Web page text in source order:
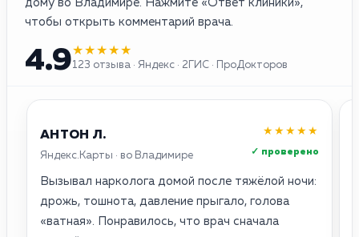
дому во Владимире. Нажмите «Ответ клиники»,
чтобы открыть комментарий врача.
4.9★★★★★
123 отзыва · Яндекс · 2ГИС · ПроДокторов
АНТОН Л.
Яндекс.Карты · во Владимире
★★★★★
✓ проверено
Вызывал нарколога домой после тяжёлой ночи:
дрожь, тошнота, давление прыгало, голова
«ватная». Понравилось, что врач сначала